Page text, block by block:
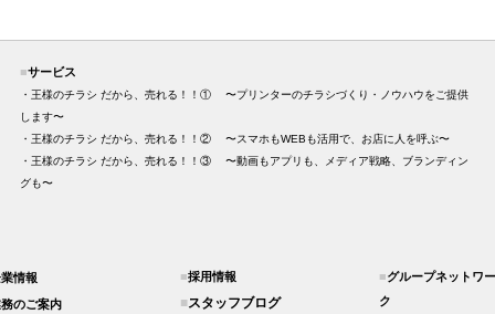
■サービス
・王様のチラシ だから、売れる！！① 〜プリンターのチラシづくり・ノウハウをご提供
します〜
・王様のチラシ だから、売れる！！② 〜スマホもWEBも活用で、お店に人を呼ぶ〜
・王様のチラシ だから、売れる！！③ 〜動画もアプリも、メディア戦略、ブランディン
グも〜
情報
のご案内
■採用情報
■スタッフブログ
■グループネットワー
ク